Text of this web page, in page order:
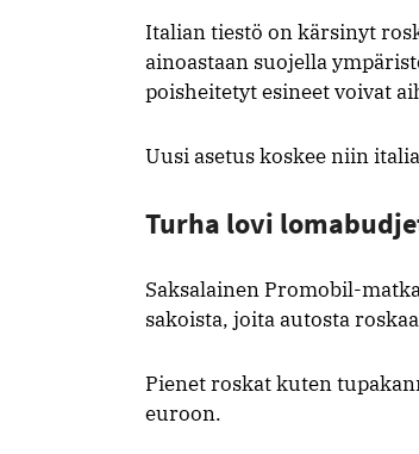
Italian tiestö on kärsinyt
ainoastaan suojella
poisheitetyt esineet voivat
Uusi asetus koskee niin
Turha lovi
Saksalainen Promobil-
sakoista, joita autosta
Pienet roskat kuten
euroon.